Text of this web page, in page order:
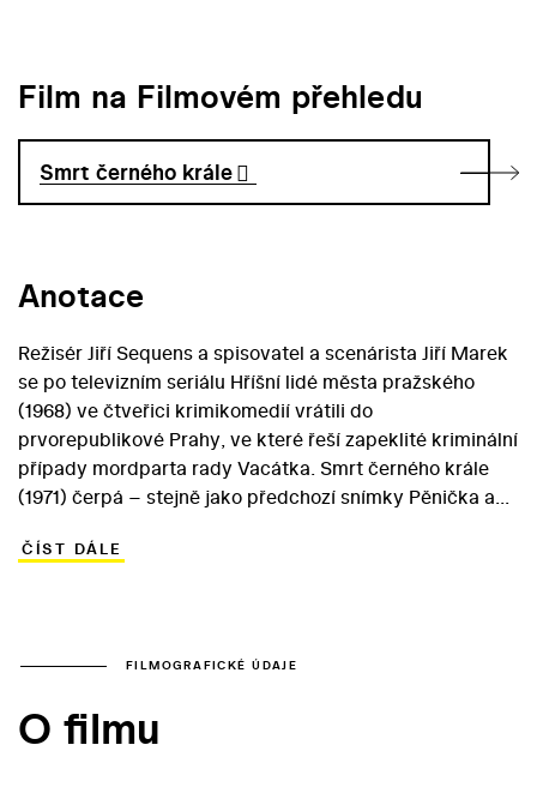
Film na Filmovém přehledu
Smrt černého krále
Anotace
Režisér Jiří Sequens a spisovatel a scenárista Jiří Marek
se po televizním seriálu Hříšní lidé města pražského
(1968) ve čtveřici krimikomedií vrátili do
prvorepublikové Prahy, ve které řeší zapeklité kriminální
případy mordparta rady Vacátka. Smrt černého krále
(1971) čerpá – stejně jako předchozí snímky Pěnička a
Vražda v hotelu Excelsior (1971) – z knihy Jiřího Marka
Vedle ochránců prvorepublikové spravedlnosti v podání
rutinně natočeném filmu objevují i Vlastimil Brodský
ČÍST DÁLE
FILMOGRAFICKÉ ÚDAJE
O filmu